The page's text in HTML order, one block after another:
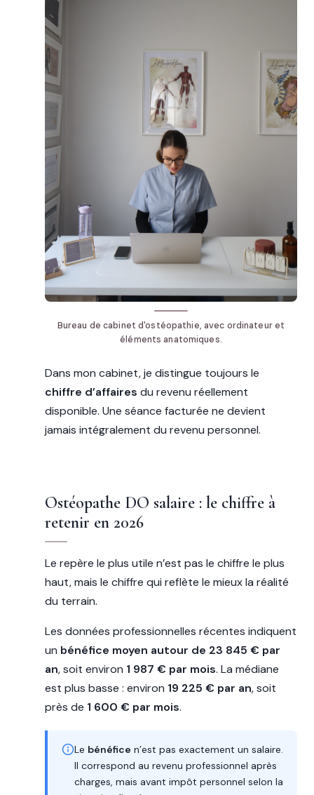
Bureau de cabinet d'ostéopathie, avec ordinateur et
éléments anatomiques.
Dans mon cabinet, je distingue toujours le
chiffre d’affaires du revenu réellement
disponible. Une séance facturée ne devient
jamais intégralement du revenu personnel.
Ostéopathe DO salaire : le chiffre à
retenir en 2026
Le repère le plus utile n’est pas le chiffre le plus
haut, mais le chiffre qui reflète le mieux la réalité
du terrain.
Les données professionnelles récentes indiquent
un bénéfice moyen autour de 23 845 € par
an, soit environ 1 987 € par mois. La médiane
est plus basse : environ 19 225 € par an, soit
près de 1 600 € par mois.
Le bénéfice n’est pas exactement un salaire.
Il correspond au revenu professionnel après
charges, mais avant impôt personnel selon la